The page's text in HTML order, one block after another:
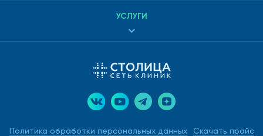
Политика обработки персональных данных
Скачать прайс
УСЛУГИ